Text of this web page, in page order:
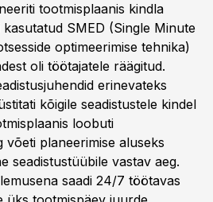
tootmisplaanis kindla
SMED (Single Minute
optimeerimise tehnika)
oli töötajatele räägitud.
erinevateks
kõigile seadistustele kindel
loobuti
võeti planeerimise aluseks
seadistustüübile vastav aeg.
saadi 24/7 töötavas